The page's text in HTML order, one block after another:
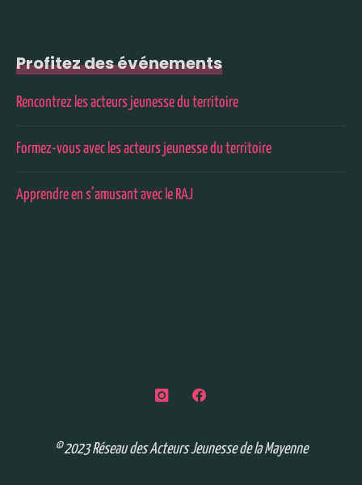
Profitez des événements
Rencontrez les acteurs jeunesse du territoire
Formez-vous avec les acteurs jeunesse du territoire
Apprendre en s’amusant avec le RAJ
© 2023 Réseau des Acteurs Jeunesse de la Mayenne